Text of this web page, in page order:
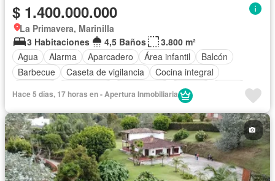
$ 1.400.000.000
La Primavera, Marinilla
3 Habitaciones
4,5 Baños
3.800 m²
Agua
Alarma Aparcadero Área infantil
Balcón
Barbecue
Caseta de vigilancia
Cocina integral
Internet
Seguridad privada
Tanque de agua
Terraza
Vista panorámica Wifi
Hace 5 días, 17 horas en - Apertura Inmobiliaria